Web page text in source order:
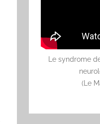
Le syndrome
(Le